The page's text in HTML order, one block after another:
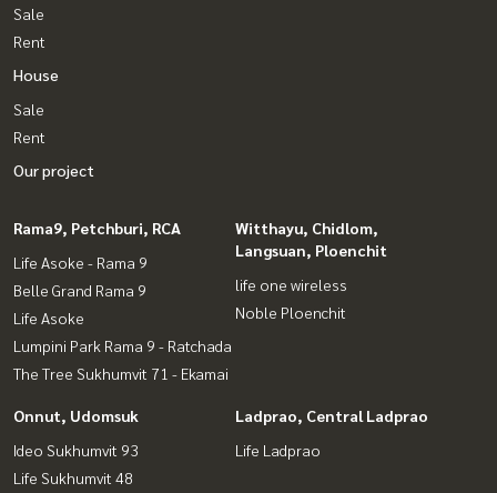
Sale
Rent
House
Sale
Rent
Our project
Rama9, Petchburi, RCA
Life Asoke - Rama 9
Belle Grand Rama 9
Life Asoke
Lumpini Park Rama 9 - Ratchada
The Tree Sukhumvit 71 - Ekamai
Witthayu, Chidlom,
Langsuan, Ploenchit
life one wireless
Noble Ploenchit
Onnut, Udomsuk
Ideo Sukhumvit 93
Life Sukhumvit 48
Ladprao, Central Ladprao
Life Ladprao